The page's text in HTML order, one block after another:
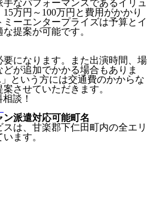
なパフォーマンスであるイリュ
15万円～100万円 と費用がかかり
ーエンタープライズは予算とイ
提案が可能です。
になります。また出演時間、場
が追加でかかる場合もありま
という方には交通費のかからな
させていただきます。
談！
派遣対応可能町名
は、甘楽郡下仁田町内の全エリ
ます。